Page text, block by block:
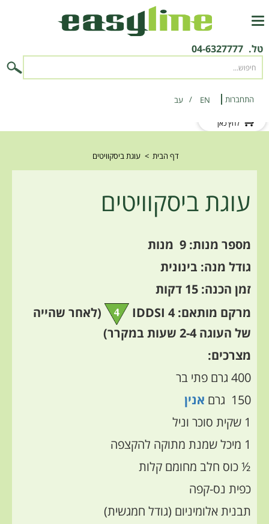
טל. 04-6327777
התחברות EN ‫עב‬
לחץ כאן
דף הבית > עוגת ביסקוויטים
עוגת ביסקוויטים
מספר מנות: 9
מנות
גודל מנה: בינונית
זמן הכנה: 15 דקות
מרקם מותאם: IDDSI 4
(לאחר שהייה
של העוגה 2-4 שעות במקרר)
מצרכים:
400 גרם פתי בר
150 גרם אנין
1 שקית סוכר וניל
1 מיכל שמנת מתוקה להקצפה
½ כוס חלב מחומם קלות
כפית נס-קפה
תבנית אלומיניום (גודל חמגשית)